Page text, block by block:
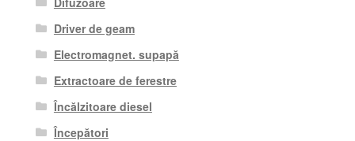
Driver de geam
Electromagnet. supapă
Extractoare de ferestre
Încălzitoare diesel
Începători